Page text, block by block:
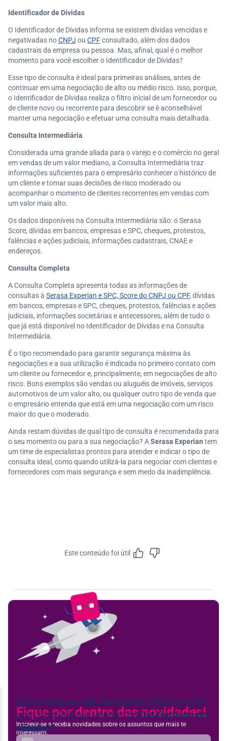
Identificador de Dívidas
O Identificador de Dívidas informa se existem dívidas vencidas e
negativadas noCNPJ ou CPFconsultado, além dos dados
cadastrais da empresa ou pessoa. Mas, afinal, qual é o melhor
momento para você escolher o Identificador de Dívidas?
Esse tipo de consulta é ideal para primeiras análises, antes de
continuar em uma negociação de alto ou médio risco. Isso, porque,
o Identificador de Dívidas realiza o filtro inicial de um fornecedor ou
de cliente novo ou recorrente para descobrir se é aconselhável
manter uma negociação e efetuar uma consulta mais detalhada.
Consulta Intermediária
Considerada uma grande aliada para o varejo e o comércio no geral
em vendas de um valor mediano, a Consulta Intermediária traz
informações suficientes para o empresário conhecer o histórico de
um cliente e tomar suas decisões de risco moderado ou
acompanhar o momento de clientes recorrentes em vendas com
um valor mais alto.
Os dados disponíveis na Consulta Intermediária são: o Serasa
Score, dívidas em bancos, empresas e SPC, cheques, protestos,
falências e ações judiciais, informações cadastrais, CNAE e
endereços.
Consulta Completa
A Consulta Completa apresenta todas as informações de
consultas à Serasa Experian e SPC, Score do CNPJ ou CPF, dívidas
em bancos, empresas e SPC, cheques, protestos, falências e ações
judiciais, informações societárias e antecessores, além de tudo o
que já está disponível no Identificador de Dívidas e na Consulta
Intermediária.
É o tipo recomendado para garantir segurança máxima às
negociações e a sua utilização é indicada no primeiro contato com
um cliente ou fornecedor e, principalmente, em negociações de alto
risco. Bons exemplos são vendas ou aluguéis de imóveis, serviços
automotivos de um valor alto, ou qualquer outro tipo de venda que
o empresário entenda que está em uma negociação com um risco
maior do que o moderado.
Ainda restam dúvidas de qual tipo de consulta é recomendada para
o seu momento ou para a sua negociação? ASerasa Experian tem
um time de especialistas prontos para atender e indicar o tipo de
consulta ideal, como quando utilizá-la para negociar com clientes e
fornecedores com mais segurança e sem medo da inadimplência.
Este conteúdo foi útil
Fique por dentro das novidades!
Inscreva-se e receba novidades sobre os assuntos que mais te
interessam.